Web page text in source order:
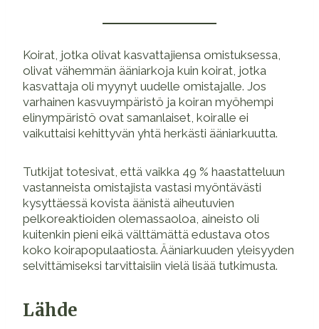
Koirat, jotka olivat kasvattajiensa omistuksessa,
olivat vähemmän ääniarkoja kuin koirat, jotka
kasvattaja oli myynyt uudelle omistajalle. Jos
varhainen kasvuympäristö ja koiran myöhempi
elinympäristö ovat samanlaiset, koiralle ei
vaikuttaisi kehittyvän yhtä herkästi ääniarkuutta.
Tutkijat totesivat, että vaikka 49 % haastatteluun
vastanneista omistajista vastasi myöntävästi
kysyttäessä kovista äänistä aiheutuvien
pelkoreaktioiden olemassaoloa, aineisto oli
kuitenkin pieni eikä välttämättä edustava otos
koko koirapopulaatiosta. Ääniarkuuden yleisyyden
selvittämiseksi tarvittaisiin vielä lisää tutkimusta.
Lähde